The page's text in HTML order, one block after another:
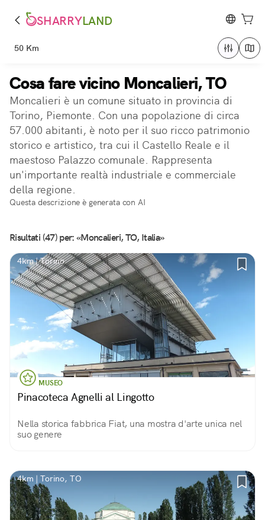
SHARRYLAND
50 Km
Cosa fare vicino Moncalieri, TO
Moncalieri è un comune situato in provincia di
Torino, Piemonte. Con una popolazione di circa
57.000 abitanti, è noto per il suo ricco patrimonio
storico e artistico, tra cui il Castello Reale e il
maestoso Palazzo comunale. Rappresenta
un'importante realtà industriale e commerciale
della regione.
Questa descrizione è generata con AI
Risultati (47) per: «Moncalieri, TO, Italia»
4km | Torino
MUSEO
Pinacoteca Agnelli al Lingotto
Nella storica fabbrica Fiat, una mostra d'arte unica nel
suo genere
4km | Torino, TO